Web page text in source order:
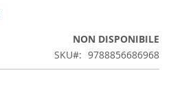
NON DISPONIBILE
SKU
9788856686968